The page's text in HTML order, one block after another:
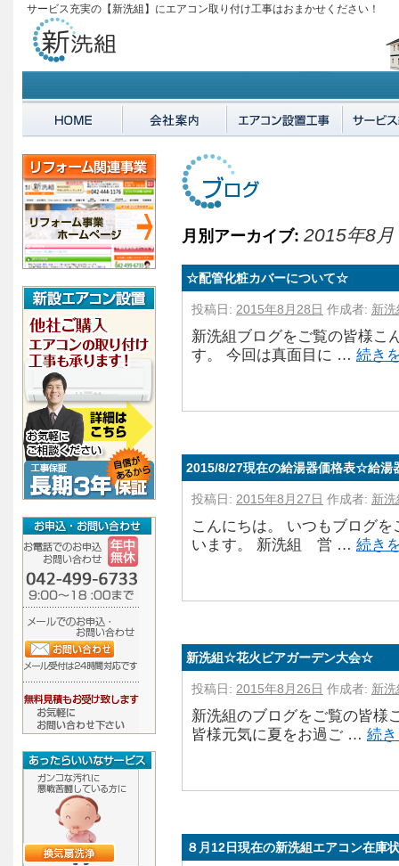
サービス充実の【新洗組】にエアコン取り付け工事はおまかせください！
月別アーカイブ: 2015年8月
☆配管化粧カバーについて☆
投稿日: 2015年8月28日 作成者: 新洗
新洗組ブログをご覧の皆様
す。 今回は真面目に … 続き
2015/8/27現在の給湯器価格表☆給湯
投稿日: 2015年8月27日 作成者: 新洗
こんにちは。 いつもブログ
います。 新洗組 営 … 続き
新洗組☆花火ビアガーデン大会☆
投稿日: 2015年8月26日 作成者: 新洗
新洗組のブログをご覧の皆様
皆様元気に夏をお過ご … 続
８月12日現在の新洗組エアコン在庫